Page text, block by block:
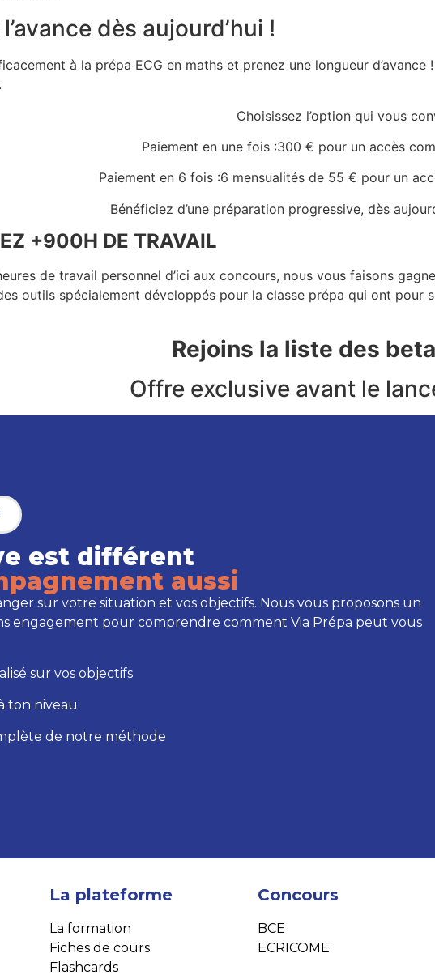
dès aujourd’hui !
à la prépa ECG en maths et prenez une longueur
Choisissez l’option qui vous
Paiement en une fois :300 € pour un accès
Paiement en 6 fois :6 mensualités de 55 € pour un
Bénéficiez d’une préparation progressive, dès
+900H DE TRAVAIL
de travail personnel d’ici aux concours, nous vous faisons
outils spécialement développés pour la classe prépa qui ont pour
Rejoins la liste des
Offre exclusive avant le
est différent
aussi
sur votre situation et vos objectifs. Nous vous proposons un
engagement pour comprendre comment Via Prépa peut vous
sur vos objectifs
ton niveau
de notre méthode
La plateforme
La formation
Fiches de cours
Flashcards
Concours
BCE
ECRICOME